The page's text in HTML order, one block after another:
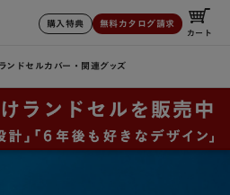
購入特典 無料カタログ請求
カート
ンドセル カバー・関連グッズ